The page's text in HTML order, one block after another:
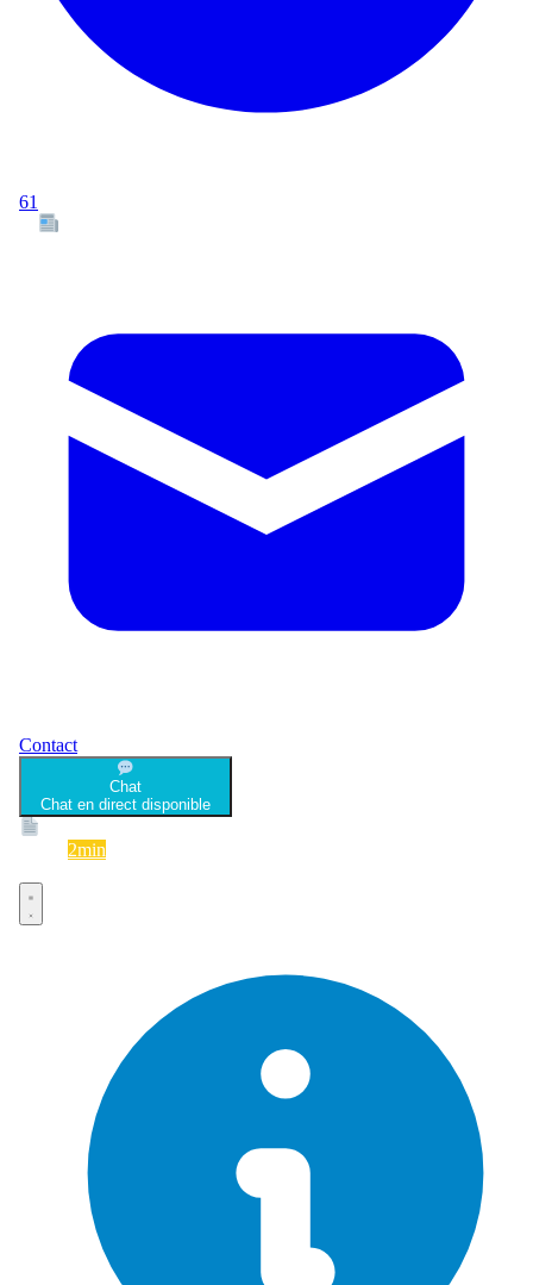
61
Contact
Chat
Chat en direct disponible
2min